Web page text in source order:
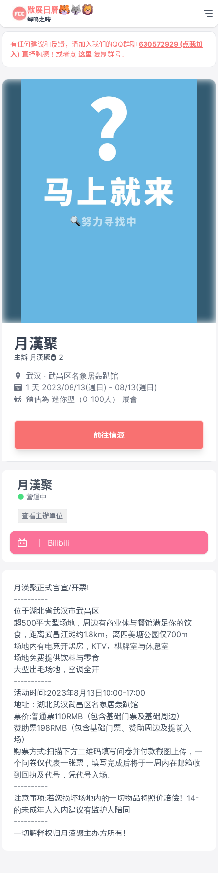
獸展日曆
蟬鳴之時
有任何建议和反馈，请加入我们的QQ群聊 630572929 (点我加
入) 直抒胸臆！或者点 这里 复制群号。
月漢聚
主辦 月漢聚 2
武汉 · 武昌区名象居轰趴馆
1 天 2023/08/13(週日) - 08/13(週日)
預估為 迷你型（0-100人） 展會
前往信源
月漢聚正式官宣/开票!
----------
位于湖北省武汉市武昌区
超500平大型场地，周边有商业体与餐馆满足你的饮
食，距离武昌江滩约1.8km，离四美塘公园仅700m
场地内有电竞开黑房，KTV，棋牌室与休息室
场地免费提供饮料与零食
大型出毛场地，空调全开
-----------
活动时间:2023年8月13日10:00-17:00
地址：湖北武汉武昌区名象居轰趴馆
票价:普通票110RMB（包含基础门票及基础周边）
赞助票198RMB（包含基础门票、赞助周边及提前入
场）
购票方式:扫描下方二维码填写问卷并付款截图上传，一
个问卷仅代表一张票，填写完成后将于一周内在邮箱收
到回执及代号，凭代号入场。
----------
注意事项:若您损坏场地内的一切物品将照价赔偿！14-
的未成年人入内建议有监护人陪同
----------
一切解释权归月漢聚主办方所有！
月漢聚
營運中
查看主辦單位
Bilibili